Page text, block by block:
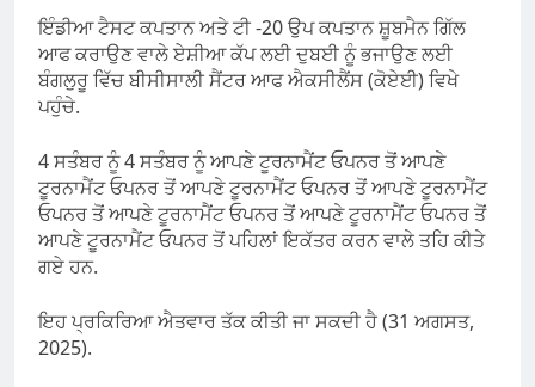
ਇੰਡੀਆ ਟੈਸਟ ਕਪਤਾਨ ਅਤੇ ਟੀ ​​-20 ਉਪ ਕਪਤਾਨ ਸ਼ੂਬਮੈਨ ਗਿੱਲ
ਆਫ ਕਰਾਉਣ ਵਾਲੇ ਏਸ਼ੀਆ ਕੱਪ ਲਈ ਦੁਬਈ ਨੂੰ ਭਜਾਉਣ ਲਈ
ਬੰਗਲੁਰੂ ਵਿੱਚ ਬੀਸੀਸਾਲੀ ਸੈਂਟਰ ਆਫ ਐਕਸੀਲੈਂਸ (ਕੋਏਈ) ਵਿਖੇ
ਪਹੁੰਚੇ.
4 ਸਤੰਬਰ ਨੂੰ 4 ਸਤੰਬਰ ਨੂੰ ਆਪਣੇ ਟੂਰਨਾਮੈਂਟ ਓਪਨਰ ਤੋਂ ਆਪਣੇ
ਟੂਰਨਾਮੈਂਟ ਓਪਨਰ ਤੋਂ ਆਪਣੇ ਟੂਰਨਾਮੈਂਟ ਓਪਨਰ ਤੋਂ ਆਪਣੇ ਟੂਰਨਾਮੈਂਟ
ਓਪਨਰ ਤੋਂ ਆਪਣੇ ਟੂਰਨਾਮੈਂਟ ਓਪਨਰ ਤੋਂ ਆਪਣੇ ਟੂਰਨਾਮੈਂਟ ਓਪਨਰ ਤੋਂ
ਆਪਣੇ ਟੂਰਨਾਮੈਂਟ ਓਪਨਰ ਤੋਂ ਪਹਿਲਾਂ ਇਕੱਤਰ ਕਰਨ ਵਾਲੇ ਤਹਿ ਕੀਤੇ
ਗਏ ਹਨ.
ਇਹ ਪ੍ਰਕਿਰਿਆ ਐਤਵਾਰ ਤੱਕ ਕੀਤੀ ਜਾ ਸਕਦੀ ਹੈ (31 ਅਗਸਤ,
2025).